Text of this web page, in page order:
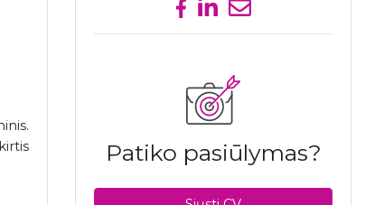
Share on Facebook
Share on LinkedIn
Send email
Patiko pasiūlymas?